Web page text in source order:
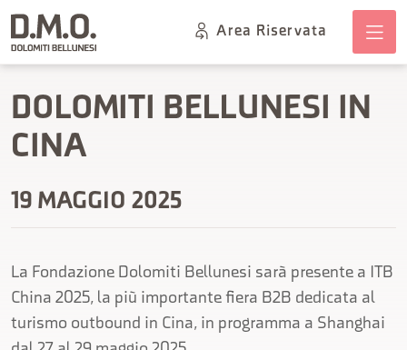
Area Riservata
DOLOMITI BELLUNESI IN
CINA
19 MAGGIO 2025
La Fondazione Dolomiti Bellunesi sarà presente a ITB
China 2025, la più importante fiera B2B dedicata al
turismo outbound in Cina, in programma a Shanghai